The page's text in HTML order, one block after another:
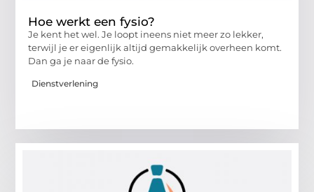
Hoe werkt een fysio?
Je kent het wel. Je loopt ineens niet meer zo lekker,
terwijl je er eigenlijk altijd gemakkelijk overheen komt.
Dan ga je naar de fysio.
Dienstverlening